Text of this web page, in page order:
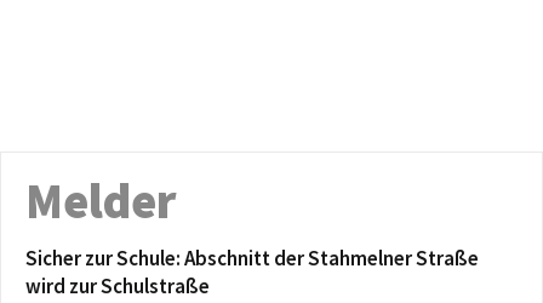
Melder
Sicher zur Schule: Abschnitt der Stahmelner Straße
wird zur Schulstraße